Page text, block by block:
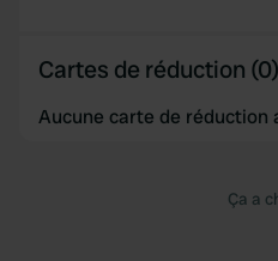
Cartes de réduction (0)
Aucune carte de réduction
Ça a